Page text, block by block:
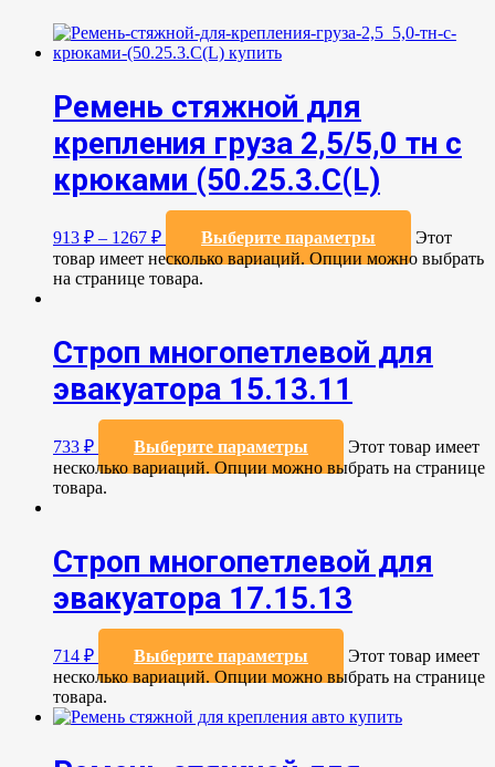
Ремень стяжной для
крепления груза 2,5/5,0 тн с
крюками (50.25.3.C(L)
913 ₽ – 1267 ₽ Выберите параметры
Этот
товар имеет несколько вариаций. Опции можно выбрать
на странице товара.
Строп многопетлевой для
эвакуатора 15.13.11
733 ₽ Выберите параметры
Этот товар имеет
несколько вариаций. Опции можно выбрать на странице
товара.
Строп многопетлевой для
эвакуатора 17.15.13
714 ₽ Выберите параметры
Этот товар имеет
несколько вариаций. Опции можно выбрать на странице
товара.